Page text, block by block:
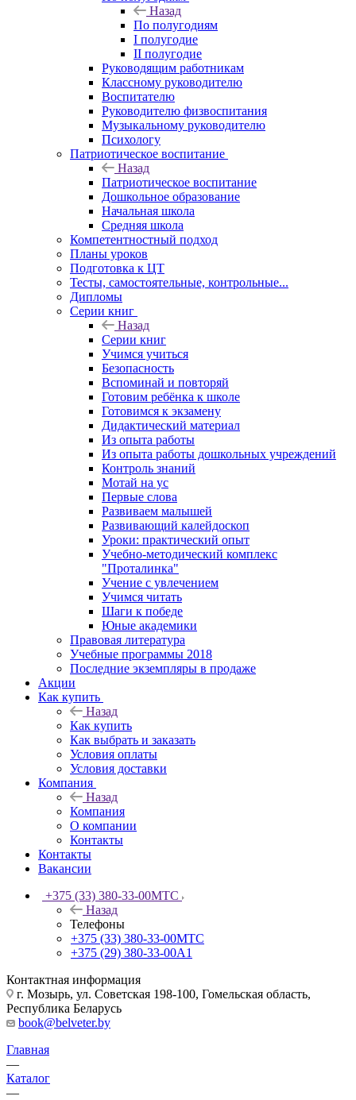
Назад
По полугодиям
I полугодие
II полугодие
Руководящим работникам
Классному руководителю
Воспитателю
Руководителю физвоспитания
Музыкальному руководителю
Психологу
Патриотическое воспитание
Назад
Патриотическое воспитание
Дошкольное образование
Начальная школа
Средняя школа
Компетентностный подход
Планы уроков
Подготовка к ЦТ
Тесты, самостоятельные, контрольные...
Дипломы
Серии книг
Назад
Серии книг
Учимся учиться
Безопасность
Вспоминай и повторяй
Готовим ребёнка к школе
Готовимся к экзамену
Дидактический материал
Из опыта работы
Из опыта работы дошкольных учреждений
Контроль знаний
Мотай на ус
Первые слова
Развиваем малышей
Развивающий калейдоскоп
Уроки: практический опыт
Учебно-методический комплекс
"Проталинка"
Учение с увлечением
Учимся читать
Шаги к победе
Юные академики
Правовая литература
Учебные программы 2018
Последние экземпляры в продаже
Акции
Как купить
Назад
Как купить
Как выбрать и заказать
Условия оплаты
Условия доставки
Компания
Назад
Компания
О компании
Контакты
Контакты
Вакансии
+375 (33) 380-33-00МТС
Назад
Телефоны
+375 (33) 380-33-00МТС
+375 (29) 380-33-00А1
Контактная информация
г. Мозырь, ул. Советская 198-100, Гомельская область,
Республика Беларусь
book@belveter.by
Главная
—
Каталог
—